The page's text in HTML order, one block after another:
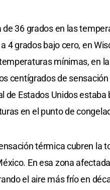
36 grados en las
4 grados bajo cero, en
mínimas, en
centígrados de
de Estados Unidos estaba
en el punto de
térmica cubren la
En esa zona
el aire más frío en